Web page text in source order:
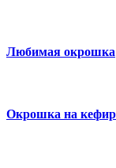
Любимая окрошка
Окрошка на